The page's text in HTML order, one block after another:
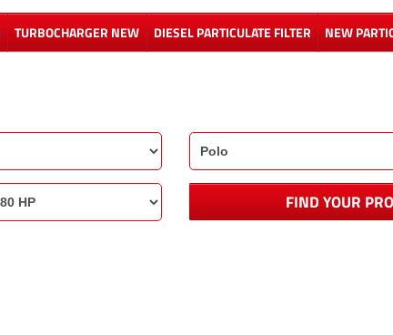
TURBOCHARGER NEW DIESEL PARTICULATE FILTER NEW
FIND YOUR